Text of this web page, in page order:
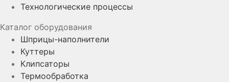
Технологические процессы
Каталог оборудования
Шприцы-наполнители
Куттеры
Клипсаторы
Термообработка